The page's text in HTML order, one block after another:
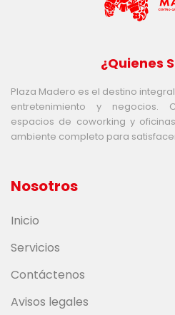
¿Quienes
Plaza Madero es el destino
entretenimiento y negocios.
espacios de coworking y
ambiente completo para
Nosotros
Inicio
Servicios
Contáctenos
Avisos legales